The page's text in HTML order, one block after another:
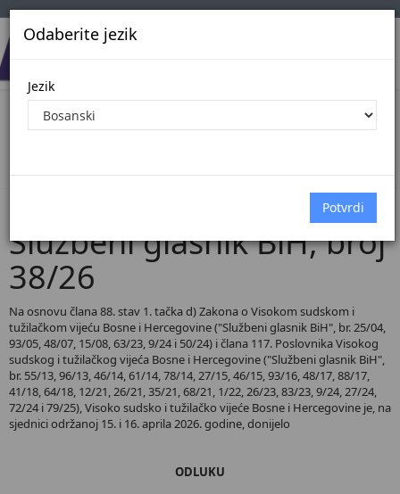
Odaberite jezik
Jezik
Pregled Dokumenata| Broj 38/26
Službeni glasnik BiH, broj
38/26
Na osnovu člana 88. stav 1. tačka d) Zakona o Visokom sudskom i
tužilačkom vijeću Bosne i Hercegovine ("Službeni glasnik BiH", br. 25/04,
93/05, 48/07, 15/08, 63/23, 9/24 i 50/24) i člana 117. Poslovnika Visokog
sudskog i tužilačkog vijeća Bosne i Hercegovine ("Službeni glasnik BiH",
br. 55/13, 96/13, 46/14, 61/14, 78/14, 27/15, 46/15, 93/16, 48/17, 88/17,
41/18, 64/18, 12/21, 26/21, 35/21, 68/21, 1/22, 26/23, 83/23, 9/24, 27/24,
72/24 i 79/25), Visoko sudsko i tužilačko vijeće Bosne i Hercegovine je, na
sjednici održanoj 15. i 16. aprila 2026. godine, donijelo
ODLUKU